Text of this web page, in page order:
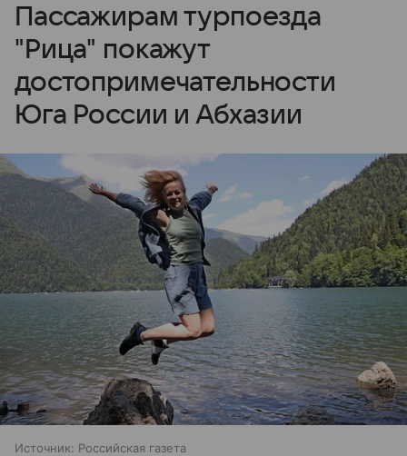
Пассажирам турпоезда
"Рица" покажут
достопримечательности
Юга России и Абхазии
Источник: Российская газета